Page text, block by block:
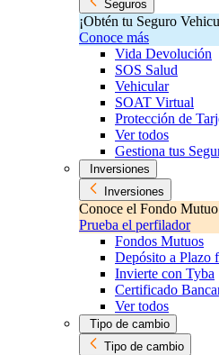
Seguros
¡Obtén tu Seguro
Conoce más
Vida Devolución
SOS Salud
Vehicular
SOAT Virtual
Protección de
Ver todos
Gestiona tus
Inversiones
Inversiones
Conoce el Fondo
Prueba el perfilador
Fondos Mutuos
Depósito a Plazo
Invierte con Tyba
Certificado
Ver todos
Tipo de cambio
Tipo de cambio